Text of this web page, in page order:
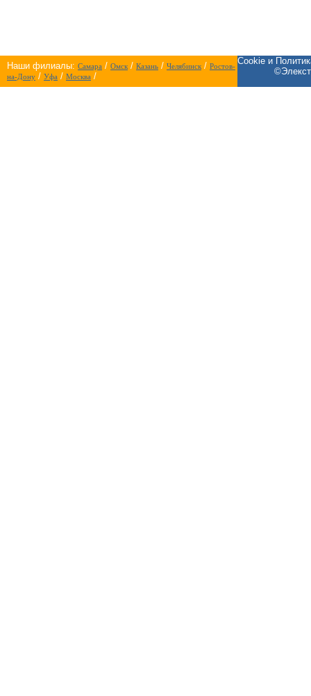
Наши филиалы: Самара / Омск/ Казань / Челябинск/ Ростов-
на-Дону / Уфа / Москва /
Cookie и